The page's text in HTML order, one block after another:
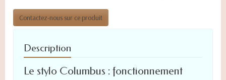
Contactez-nous sur ce produit
Description
Le stylo Columbus : fonctionnement